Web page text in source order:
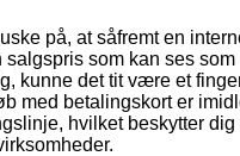
på, at såfremt en
som kan ses som
kunne det tit være et
med betalingskort er
hvilket beskytter